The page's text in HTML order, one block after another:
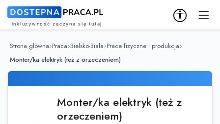
Strona główna Praca Bielsko-Biała Prace fizyczne i produkcja
Monter/ka elektryk (też z orzeczeniem)
Monter/ka elektryk (też z
orzeczeniem)